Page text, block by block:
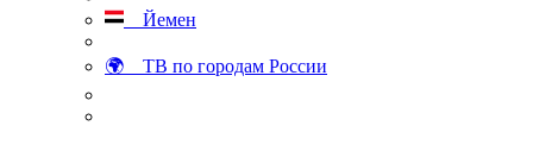
Йемен
🌍 ТВ по городам России